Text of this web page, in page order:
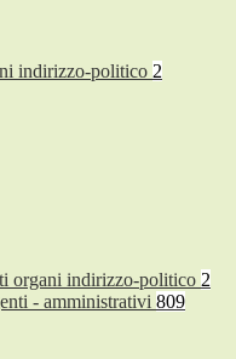
indirizzo-politico 2
organi indirizzo-politico 2
- amministrativi 809